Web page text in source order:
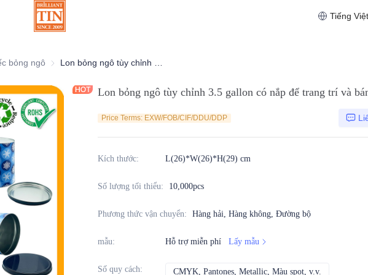
Tiếng Việt
trí
bỏng ngô Hộp thiếc bỏng ngô
Lon bỏng ngô tùy chỉnh 3.5 gallon có nắp để trang trí và
Price Terms: EXW/FOB/CIF/DDU/DDP
Kích thước: L(26)*W(26)*H(29) cm
Số lượng tối thiểu: 10,000pcs
Phương thức vận chuyển: Hàng hải, Hàng không, Đường bộ
mẫu: Hỗ trợ miễn phí Lấy mẫu
Số quy cách: CMYK, Pantones, Metallic, Màu spot, v.v.